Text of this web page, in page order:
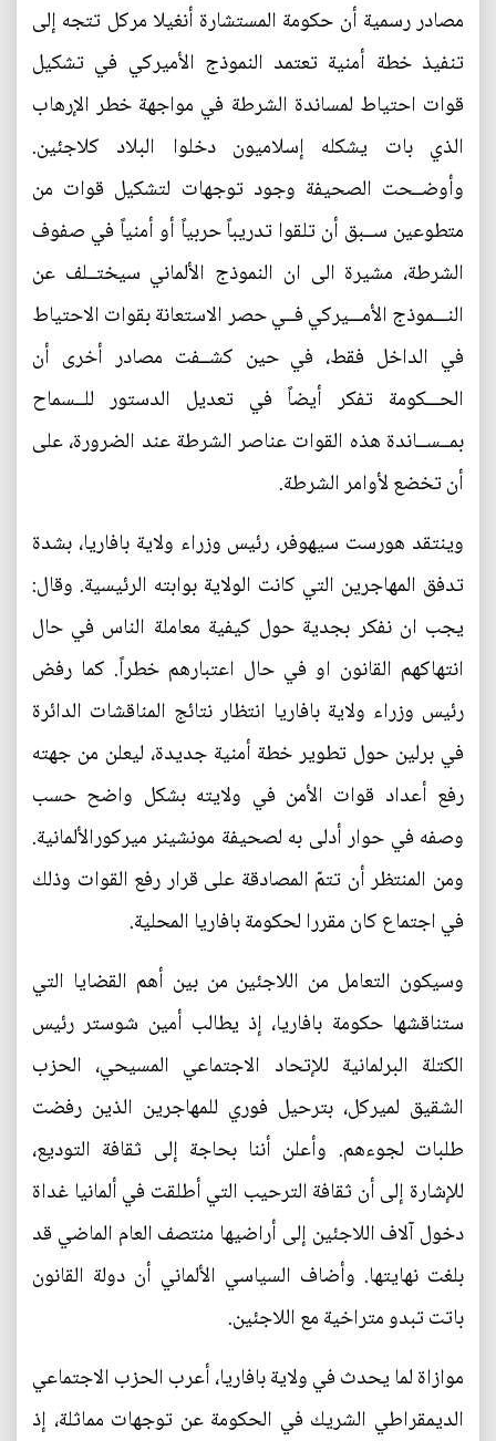
مصادر رسمية أن حكومة المستشارة أنغيلا مركل تتجه إلى
تنفيذ خطة أمنية تعتمد النموذج الأميركي في تشكيل
قوات احتياط لمساندة الشرطة في مواجهة خطر الإرهاب
الذي بات يشكله إسلاميون دخلوا البلاد كلاجئين.
وأوضــحت الصحيفة وجود توجهات لتشكيل قوات من
متطوعين ســبق أن تلقوا تدريباً حربياً أو أمنياً في صفوف
الشرطة، مشيرة الى ان النموذج الألماني سيختــلف عن
النـــموذج الأمـــيركي فــي حصر الاستعانة بقوات الاحتياط
في الداخل فقط، في حين كشــفت مصادر أخرى أن
الحـــكومة تفكر أيضاً في تعديل الدستور للــسماح
بمــســاندة هذه القوات عناصر الشرطة عند الضرورة، على
أن تخضع لأوامر الشرطة.
وينتقد هورست سيهوفر، رئيس وزراء ولاية بافاريا، بشدة
تدفق المهاجرين التي كانت الولاية بوابته الرئيسية. وقال:
يجب ان نفكر بجدية حول كيفية معاملة الناس في حال
انتهاكهم القانون او في حال اعتبارهم خطراً. كما رفض
رئيس وزراء ولاية بافاريا انتظار نتائج المناقشات الدائرة
في برلين حول تطوير خطة أمنية جديدة، ليعلن من جهته
رفع أعداد قوات الأمن في ولايته بشكل واضح حسب
وصفه في حوار أدلى به لصحيفة مونشينر ميركورالألمانية.
ومن المنتظر أن تتمّ المصادقة على قرار رفع القوات وذلك
في اجتماع كان مقررا لحكومة بافاريا المحلية.
وسيكون التعامل من اللاجئين من بين أهم القضايا التي
ستناقشها حكومة بافاريا، إذ يطالب أمين شوستر رئيس
الكتلة البرلمانية للإتحاد الاجتماعي المسيحي، الحزب
الشقيق لميركل، بترحيل فوري للمهاجرين الذين رفضت
طلبات لجوءهم. وأعلن أننا بحاجة إلى ثقافة التوديع،
للإشارة إلى أن ثقافة الترحيب التي أطلقت في ألمانيا غداة
دخول آلاف اللاجئين إلى أراضيها منتصف العام الماضي قد
بلغت نهايتها. وأضاف السياسي الألماني أن دولة القانون
باتت تبدو متراخية مع اللاجئين.
موازاة لما يحدث في ولاية بافاريا، أعرب الحزب الاجتماعي
الديمقراطي الشريك في الحكومة عن توجهات مماثلة، إذ